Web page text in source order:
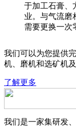
于加工石膏、
业。与气流磨
需要更换一次
我们可以为您提供
机、磨机和选矿机及
了解更多
我们是一家集研发